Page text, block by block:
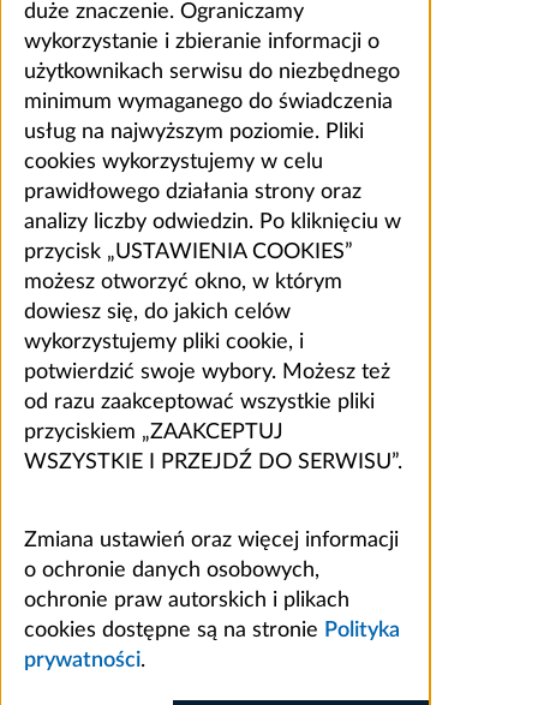
duże znaczenie. Ograniczamy
wykorzystanie i zbieranie informacji o
użytkownikach serwisu do niezbędnego
minimum wymaganego do świadczenia
usług na najwyższym poziomie. Pliki
cookies wykorzystujemy w celu
prawidłowego działania strony oraz
analizy liczby odwiedzin. Po kliknięciu w
przycisk „USTAWIENIA COOKIES”
możesz otworzyć okno, w którym
dowiesz się, do jakich celów
wykorzystujemy pliki cookie, i
potwierdzić swoje wybory. Możesz też
od razu zaakceptować wszystkie pliki
przyciskiem „ZAAKCEPTUJ
WSZYSTKIE I PRZEJDŹ DO SERWISU”.
Zmiana ustawień oraz więcej informacji
o ochronie danych osobowych,
ochronie praw autorskich i plikach
cookies dostępne są na stronie Polityka
prywatności.